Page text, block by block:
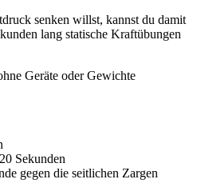
senken willst, kannst du damit
lang statische Kraftübungen
Geräte oder Gewichte
Sekunden
gegen die seitlichen Zargen